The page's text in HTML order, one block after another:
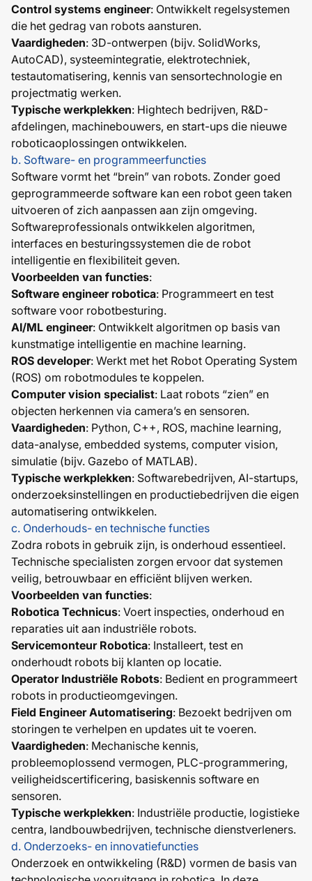
Control systems engineer: Ontwikkelt regelsystemen
die het gedrag van robots aansturen.
Vaardigheden: 3D-ontwerpen (bijv. SolidWorks,
AutoCAD), systeemintegratie, elektrotechniek,
testautomatisering, kennis van sensortechnologie en
projectmatig werken.
Typische werkplekken: Hightech bedrijven, R&D-
afdelingen, machinebouwers, en start-ups die nieuwe
roboticaoplossingen ontwikkelen.
b. Software- en programmeerfuncties
Software vormt het “brein” van robots. Zonder goed
geprogrammeerde software kan een robot geen taken
uitvoeren of zich aanpassen aan zijn omgeving.
Softwareprofessionals ontwikkelen algoritmen,
interfaces en besturingssystemen die de robot
intelligentie en flexibiliteit geven.
Voorbeelden van functies:
Software engineer robotica: Programmeert en test
software voor robotbesturing.
AI/ML engineer: Ontwikkelt algoritmen op basis van
kunstmatige intelligentie en machine learning.
ROS developer: Werkt met het Robot Operating System
(ROS) om robotmodules te koppelen.
Computer vision specialist: Laat robots “zien” en
objecten herkennen via camera’s en sensoren.
Vaardigheden: Python, C++, ROS, machine learning,
data-analyse, embedded systems, computer vision,
simulatie (bijv. Gazebo of MATLAB).
Typische werkplekken: Softwarebedrijven, AI-startups,
onderzoeksinstellingen en productiebedrijven die eigen
automatisering ontwikkelen.
c. Onderhouds- en technische functies
Zodra robots in gebruik zijn, is onderhoud essentieel.
Technische specialisten zorgen ervoor dat systemen
veilig, betrouwbaar en efficiënt blijven werken.
Voorbeelden van functies:
Robotica Technicus: Voert inspecties, onderhoud en
reparaties uit aan industriële robots.
Servicemonteur Robotica: Installeert, test en
onderhoudt robots bij klanten op locatie.
Operator Industriële Robots: Bedient en programmeert
robots in productieomgevingen.
Field Engineer Automatisering: Bezoekt bedrijven om
storingen te verhelpen en updates uit te voeren.
Vaardigheden: Mechanische kennis,
probleemoplossend vermogen, PLC-programmering,
veiligheidscertificering, basiskennis software en
sensoren.
Typische werkplekken: Industriële productie, logistieke
centra, landbouwbedrijven, technische dienstverleners.
d. Onderzoeks- en innovatiefuncties
Onderzoek en ontwikkeling (R&D) vormen de basis van